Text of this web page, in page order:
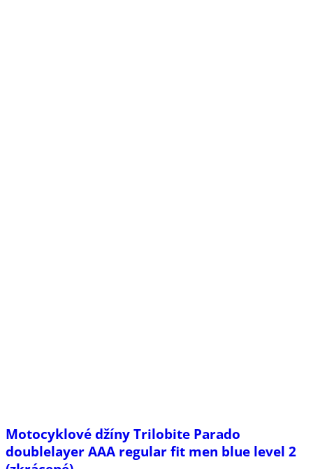
Motocyklové džíny Trilobite Parado
doublelayer AAA regular fit men blue level 2